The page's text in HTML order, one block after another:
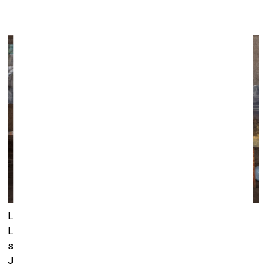
Liepājas Mūzikas, mākslas un dizaina vidusskola 14. maijā
Liepājas Jūrmalas parka teritorijā rīkos ikgadējo radošo
simpoziju “Māksla. Mūzika. Parks”. Trīs kilometrus garais
Jūrmalas parks – viens no lielākajiem stādītajiem parkiem